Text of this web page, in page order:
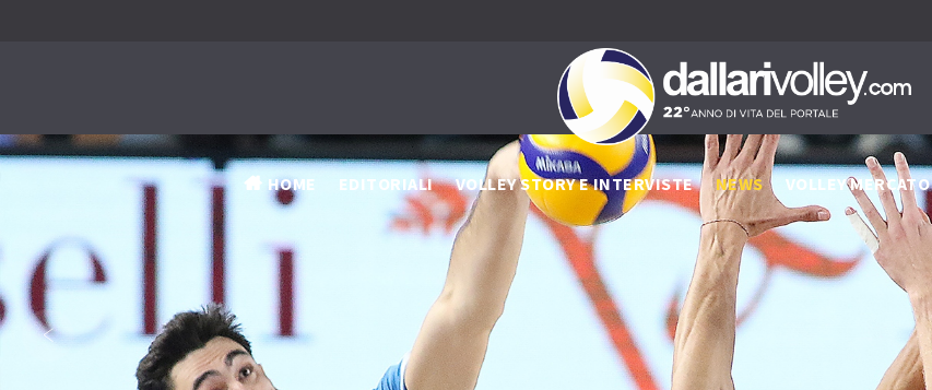
HOME EDITORIALI VOLLEY STORY E INTERVISTE NEWS VOLLEY MERCATO
‹